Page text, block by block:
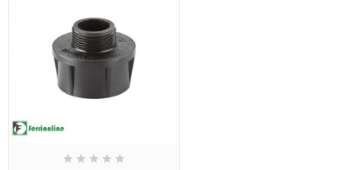
    